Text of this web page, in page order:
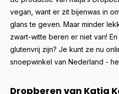
vegan, want er zit bijenwas in
glans te geven. Maar minder
zwart-witte beren er niet van!
glutenvrij zijn? Je kunt ze nu
snoepwinkel van Nederland -
Dropberen van Katja